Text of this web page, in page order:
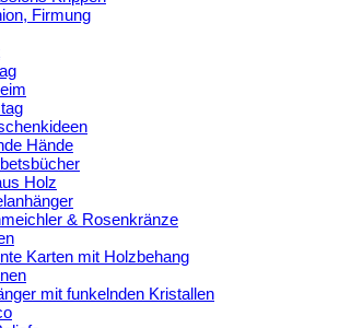
Firmung
Hände
Holz
& Rosenkränze
Karten mit Holzbehang
mit funkelnden Kristallen